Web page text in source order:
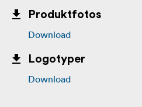
Produktfotos
Download
Logotyper
Download